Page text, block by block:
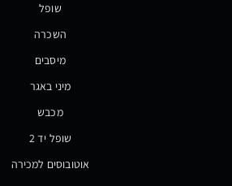
שופל
השכרה
מיסבים
מיני באגר
מכבש
שופל יד 2
אוטובוסים למכירה